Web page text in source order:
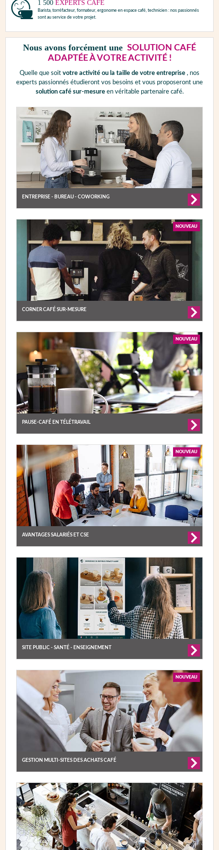
1 500EXPERTS CAFÉ
Barista, torréfacteur, formateur, ergonome en espace café, technicien : nos passionnés
sont au service de votre projet.
Nous avons forcément une SOLUTION CAFÉ
ADAPTÉE À VOTRE ACTIVITÉ !
Quelle que soit votre activité ou la taille de votre entreprise , nos
experts passionnés étudieront vos besoins et vous proposeront une
solution café sur-mesure en véritable partenaire café.
ENTREPRISE - BUREAU - COWORKING
NOUVEAU
CORNER CAFÉ SUR-MESURE
NOUVEAU
PAUSE-CAFÉ EN TÉLÉTRAVAIL
NOUVEAU
AVANTAGES SALARIÉS ET CSE
SITE PUBLIC - SANTÉ - ENSEIGNEMENT
NOUVEAU
GESTION MULTI-SITES DES ACHATS CAFÉ